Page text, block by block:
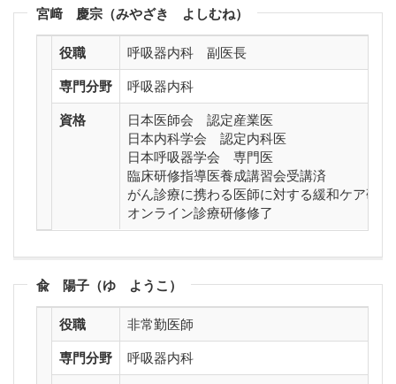
宮﨑 慶宗（みやざき よしむね）
役職 呼吸器内科 副医長
専門分野 呼吸器内科
資格
日本医師会 認定産業医
日本内科学会 認定内科医
日本呼吸器学会 専門医
臨床研修指導医養成講習会受講済
がん診療に携わる医師に対する緩和ケア研修
オンライン診療研修修了
兪 陽子（ゆ ようこ）
役職 非常勤医師
専門分野 呼吸器内科